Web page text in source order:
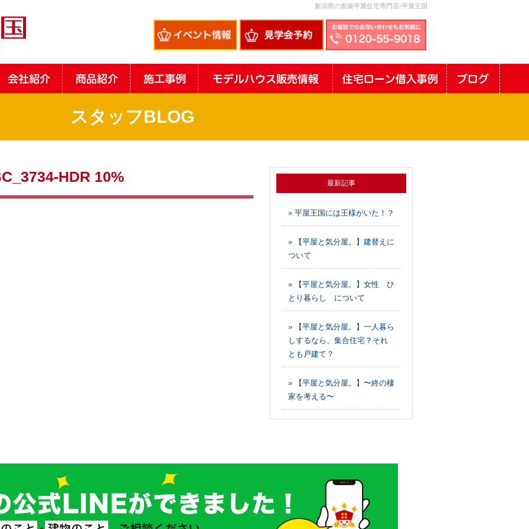
新潟県の新築平屋住宅専門店-平屋王国
スタッフBLOG
HDR 10% 最新記事
» 平屋王国には王様がいた！？
»
【平屋と気分屋。】建替えに
ついて
»
【平屋と気分屋。】女性 ひ
とり暮らし について
»
【平屋と気分屋。】一人暮ら
しするなら、集合住宅？それ
とも戸建て？
»
【平屋と気分屋。】〜終の棲
家を考える〜